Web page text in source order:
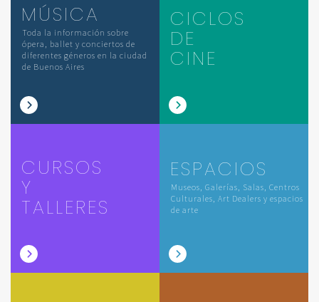
MÚSICA
Toda la información sobre
ópera, ballet y conciertos de
diferentes géneros en la ciudad
de Buenos Aires
CICLOS
DE
CINE
CURSOS
Y
TALLERES
ESPACIOS
Museos, Galerías, Salas, Centros
Culturales, Art Dealers y espacios
de arte